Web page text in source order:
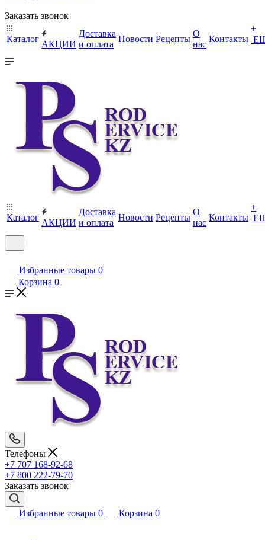
Заказать звонок
Каталог
АКЦИИ
Доставка
и оплата
Новости Рецепты
О
нас
Контакты
+
Каталог
АКЦИИ
Доставка
и оплата
Новости Рецепты
О
нас
Контакты
+
Избранные товары 0
Корзина 0
Телефоны
+7 707 168-92-68
+7 800 222-79-70
Заказать звонок
Избранные товары 0 Корзина 0